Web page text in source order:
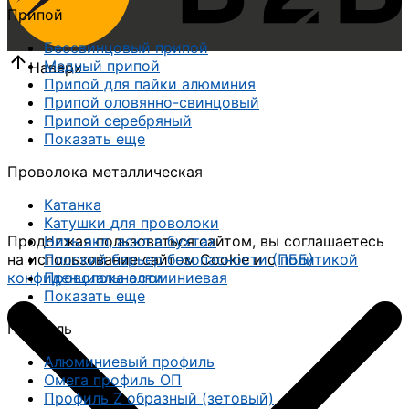
Припой
Бессвинцовый припой
Медный припой
Припой для пайки алюминия
Припой оловянно-свинцовый
Припой серебряный
Показать еще
Проволока металлическая
Катанка
Катушки для проволоки
Нить акл, аскл в бухтах
Плоский барьер безопасности (ПББ)
Проволока алюминиевая
Показать еще
Профиль
Алюминиевый профиль
Омега профиль ОП
Профиль Z образный (зетовый)
Наверх
Продолжая пользоваться сайтом, вы соглашаетесь
на использование сайтом Cookie и сполитикой
конфиденциальности